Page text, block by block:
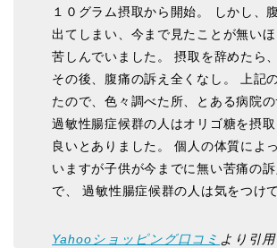
１０グラム摂取から開始。 しかし、
出てしまい、今まで見たことが無いほ
苦しんでいました。 摂取を辞めたら
その後、腹痛の訴え全くなし。 上記
たので、色々調べた所、とある病院
過敏性腸症候群の人はオリゴ糖を摂
良いとありました。 個人の体質によ
いますが子供が今までに無い苦痛の
で、 過敏性腸症候群の人は気をつけ
Yahooショッピング口コミ より引用